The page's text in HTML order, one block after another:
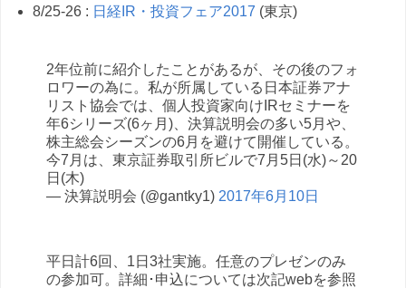
8/25-26 : 日経IR・投資フェア2017 (東京)
2年位前に紹介したことがあるが、その後のフォ
ロワーの為に。私が所属している日本証券アナ
リスト協会では、個人投資家向けIRセミナーを
年6シリーズ(6ヶ月)、決算説明会の多い5月や、
株主総会シーズンの6月を避けて開催している。
今7月は、東京証券取引所ビルで7月5日(水)～20
日(木)
— 決算説明会 (@gantky1) 2017年6月10日
平日計6回、1日3社実施。任意のプレゼンのみ
の参加可。詳細･申込については次記webを参照